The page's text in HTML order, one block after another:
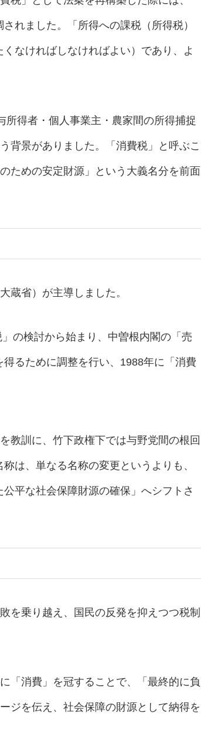
れました。「所得への課税（所得税）
なければしなければよい）であり、よ
得者・個人事業主・農家間の所得捕捉
背景がありました。「消費税」と呼ぶこ
ための安定財源」という大義名分を前面
蔵省）が主導しました。
の検討から始まり、中曽根内閣の「売
るために調整を行い、1988年に「消費
教訓に、竹下政権下では与野党間の根回
は、単なる名称の変更というよりも、
平な社会保障財源の確保」へシフトさ
を乗り越え、国民の反発を抑えつつ税制
「消費」を冠することで、「最終的に負
ジを伝え、社会保障の財源として納得を